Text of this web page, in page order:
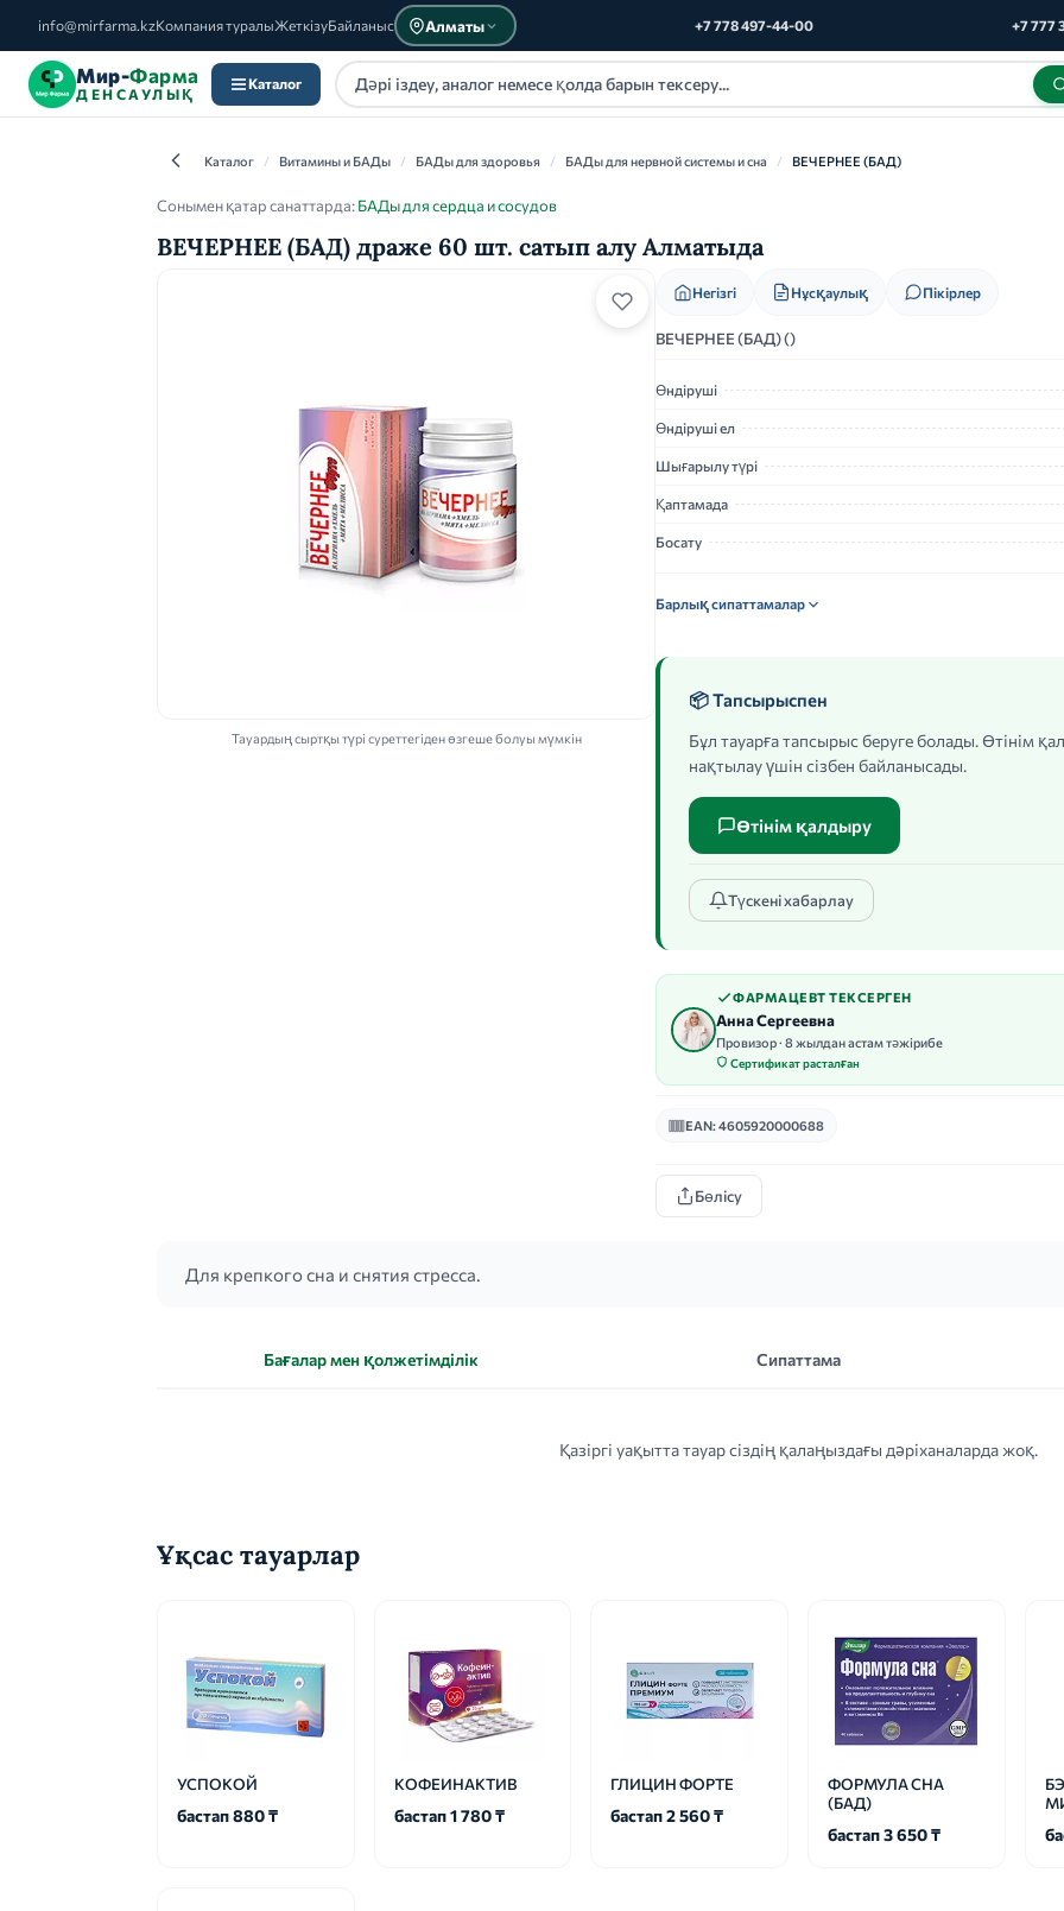
info@mirfarma.kzКомпания туралыЖеткізуБайланыс Алматы +7 778 497-44-00 +7 777
Мир-Фарма
ДЕНСАУЛЫҚ
Каталог
Каталог / Витамины и БАДы / БАДы для здоровья / БАДы для нервной системы и сна / ВЕЧЕРНЕЕ (БАД)
Сонымен қатар санаттарда:БАДы для сердца и сосудов
ВЕЧЕРНЕЕ (БАД) драже 60 шт. сатып алу Алматыда
Тауардың сыртқы түрі суреттегіден өзгеше болуы мүмкін
Негізгі Нұсқаулық Пікірлер
ВЕЧЕРНЕЕ (БАД) ()
Өндіруші
Өндіруші ел
Шығарылу түрі
Қаптамада
Босату
Барлық сипаттамалар
📦 Тапсырыспен
Бұл тауарға тапсырыс беруге болады. Өтінім
нақтылау үшін сізбен байланысады.
Өтінім қалдыру
Түскені хабарлау
ФАРМАЦЕВТ ТЕКСЕРГЕН
Анна Сергеевна
Провизор · 8 жылдан астам тәжірибе
Сертификат расталған
EAN: 4605920000688
Бөлісу
Для крепкого сна и снятия стресса.
Бағалар мен қолжетімділік Сипаттама
Қазіргі уақытта тауар сіздің қалаңыздағы дәріханаларда жоқ.
Ұқсас тауарлар
УСПОКОЙ
бастап 880 ₸
КОФЕИНАКТИВ
бастап 1 780 ₸
ГЛИЦИН ФОРТЕ
бастап 2 560 ₸
ФОРМУЛА СНА
(БАД)
бастап 3 650 ₸